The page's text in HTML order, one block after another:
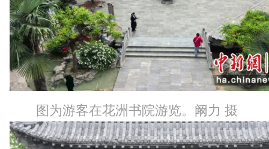
图为游客在花洲书院游览。阚力 摄